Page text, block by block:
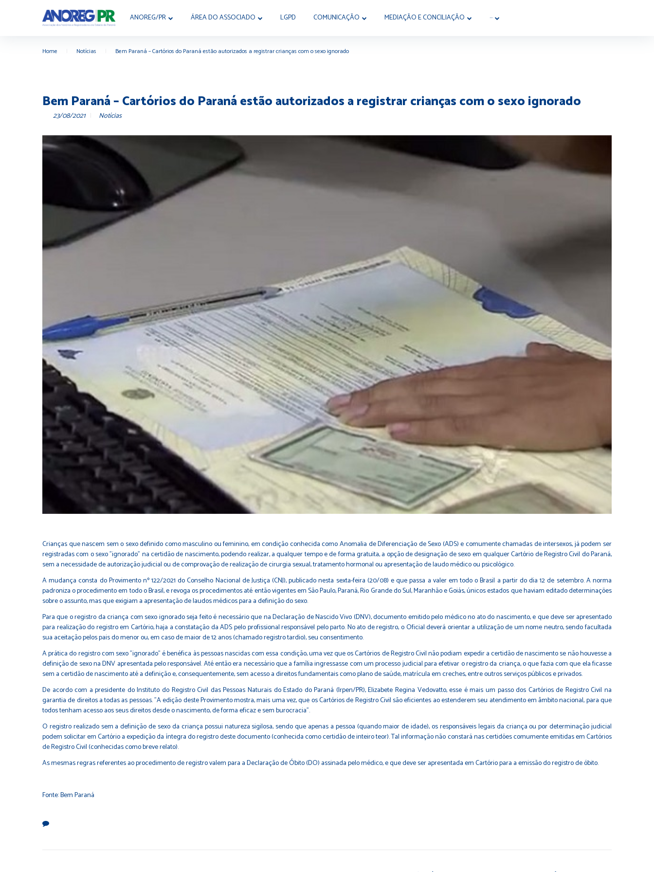
ANOREG/PR ÁREA DO ASSOCIADO LGPD COMUNICAÇÃO MEDIAÇÃO E CONCILIAÇÃO ···
Home Notícias Bem Paraná – Cartórios do Paraná estão autorizados a registrar crianças com o sexo ignorado
Bem Paraná – Cartórios do Paraná estão autorizados a registrar crianças com o sexo ignorado
23/08/2021 Notícias
Crianças que nascem sem o sexo definido como masculino ou feminino, em condição conhecida como Anomalia de Diferenciação de Sexo (ADS) e comumente chamadas de intersexos, já podem ser
registradas com o sexo "ignorado" na certidão de nascimento, podendo realizar, a qualquer tempo e de forma gratuita, a opção de designação de sexo em qualquer Cartório de Registro Civil do Paraná,
sem a necessidade de autorização judicial ou de comprovação de realização de cirurgia sexual, tratamento hormonal ou apresentação de laudo médico ou psicológico.
A mudança consta do Provimento nº 122/2021 do Conselho Nacional de Justiça (CNJ), publicado nesta sexta-feira (20/08) e que passa a valer em todo o Brasil a partir do dia 12 de setembro. A norma
padroniza o procedimento em todo o Brasil, e revoga os procedimentos até então vigentes em São Paulo, Paraná, Rio Grande do Sul, Maranhão e Goiás, únicos estados que haviam editado determinações
sobre o assunto, mas que exigiam a apresentação de laudos médicos para a definição do sexo.
Para que o registro da criança com sexo ignorado seja feito é necessário que na Declaração de Nascido Vivo (DNV), documento emitido pelo médico no ato do nascimento, e que deve ser apresentado
para realização do registro em Cartório, haja a constatação da ADS pelo profissional responsável pelo parto. No ato de registro, o Oficial deverá orientar a utilização de um nome neutro, sendo facultada
sua aceitação pelos pais do menor ou, em caso de maior de 12 anos (chamado registro tardio), seu consentimento.
A prática do registro com sexo "ignorado" é benéfica às pessoas nascidas com essa condição, uma vez que os Cartórios de Registro Civil não podiam expedir a certidão de nascimento se não houvesse a
definição de sexo na DNV apresentada pelo responsável. Até então era necessário que a família ingressasse com um processo judicial para efetivar o registro da criança, o que fazia com que ela ficasse
sem a certidão de nascimento até a definição e, consequentemente, sem acesso a direitos fundamentais como plano de saúde, matrícula em creches, entre outros serviços públicos e privados.
De acordo com a presidente do Instituto do Registro Civil das Pessoas Naturais do Estado do Paraná (Irpen/PR), Elizabete Regina Vedovatto, esse é mais um passo dos Cartórios de Registro Civil na
garantia de direitos a todas as pessoas. "A edição deste Provimento mostra, mais uma vez, que os Cartórios de Registro Civil são eficientes ao estenderem seu atendimento em âmbito nacional, para que
todos tenham acesso aos seus direitos desde o nascimento, de forma eficaz e sem burocracia".
O registro realizado sem a definição de sexo da criança possui natureza sigilosa, sendo que apenas a pessoa (quando maior de idade), os responsáveis legais da criança ou por determinação judicial
podem solicitar em Cartório a expedição da íntegra do registro deste documento (conhecida como certidão de inteiro teor). Tal informação não constará nas certidões comumente emitidas em Cartórios
de Registro Civil (conhecidas como breve relato).
As mesmas regras referentes ao procedimento de registro valem para a Declaração de Óbito (DO) assinada pelo médico, e que deve ser apresentada em Cartório para a emissão do registro de óbito.
Fonte: Bem Paraná